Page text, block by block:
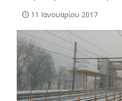
11 Ιανουαρίου 2017